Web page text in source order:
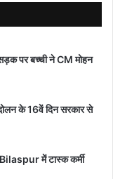
पर बच्ची ने CM मोहन
के 16वें दिन सरकार से
Bilaspur में टास्क कर्मी